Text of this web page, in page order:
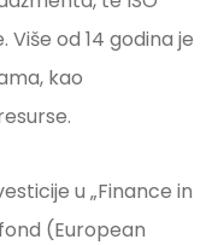
od 14 godina je
kao
u „Finance in
(European